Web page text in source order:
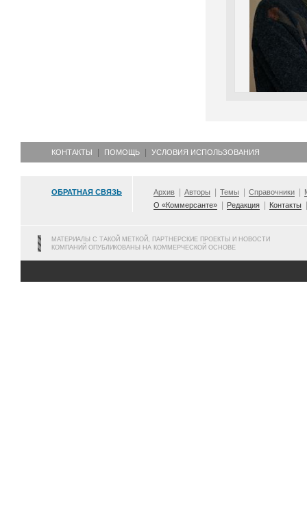
КОНТАКТЫ ПОМОЩЬ УСЛОВИЯ ИСПОЛЬЗОВАНИЯ
ОБРАТНАЯ СВЯЗЬ Архив Авторы Темы Справочники
О «Коммерсанте»
Редакция Контакты
МАТЕРИАЛЫ С ТАКОЙ МЕТКОЙ, ПАРТНЕРСКИЕ ПРОЕКТЫ И НОВОСТИ
КОМПАНИЙ ОПУБЛИКОВАНЫ НА КОММЕРЧЕСКОЙ ОСНОВЕ